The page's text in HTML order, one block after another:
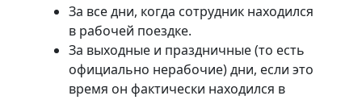
За все дни, когда сотрудник находился
в рабочей поездке.
За выходные и праздничные (то есть
официально нерабочие) дни, если это
время он фактически находился в